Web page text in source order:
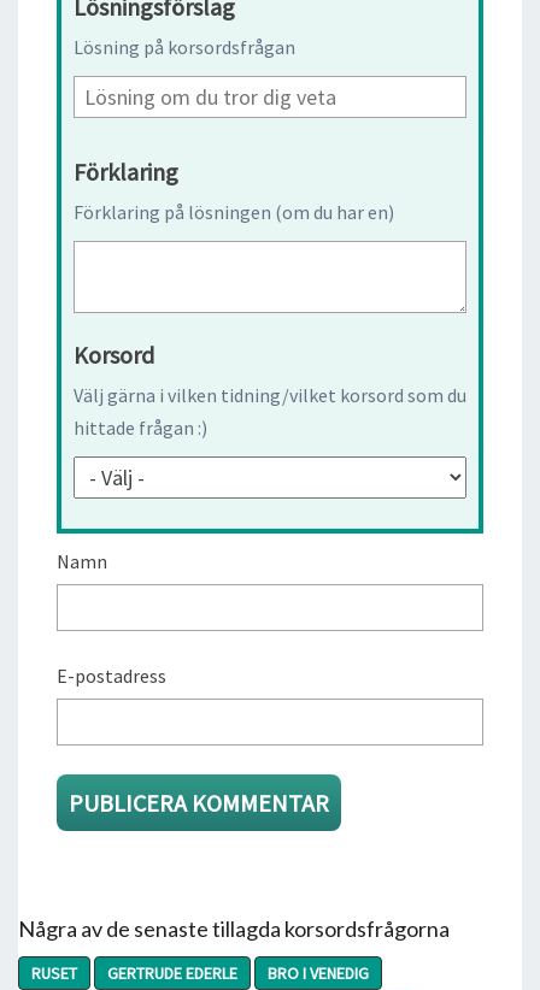
Lösningsförslag
Lösning på korsordsfrågan
Förklaring
Förklaring på lösningen (om du har en)
Korsord
Välj gärna i vilken tidning/vilket korsord som du
hittade frågan :)
Namn
E-postadress
Några av de senaste tillagda korsordsfrågorna
RUSET GERTRUDE EDERLE
BRO I VENEDIG